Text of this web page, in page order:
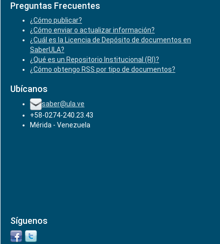
Preguntas Frecuentes
¿Cómo publicar?
¿Cómo enviar o actualizar información?
¿Cuál es la Licencia de Depósito de documentos en
SaberULA?
¿Qué es un Repositorio Institucional (RI)?
¿Cómo obtengo RSS por tipo de documentos?
Ubícanos
saber@ula.ve
+58-0274-240.23.43
Mérida - Venezuela
Síguenos